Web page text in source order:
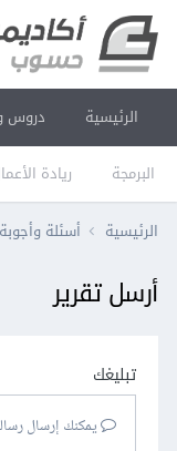
الرئيسية دروس
البرمجة ريادة
الرئيسية أسئلة وأجوبة
أرسل تقرير
تبليغك
يمكنك إرسال